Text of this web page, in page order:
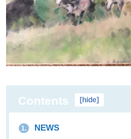
Contents [hide]
1. NEWS